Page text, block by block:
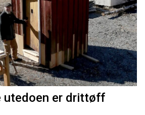
utedoen er drittøff